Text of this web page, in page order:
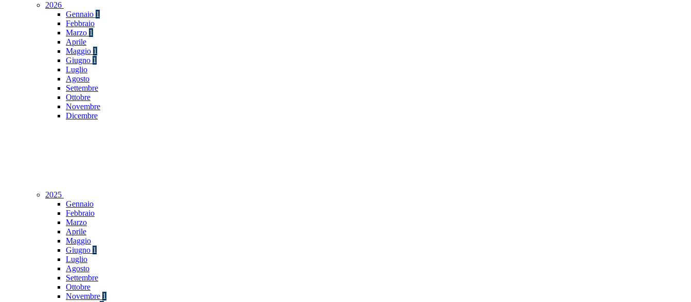
2026
Gennaio 1
Febbraio
Marzo 1
Aprile
Maggio 1
Giugno 1
Luglio
Agosto
Settembre
Ottobre
Novembre
Dicembre
2025
Gennaio
Febbraio
Marzo
Aprile
Maggio
Giugno 1
Luglio
Agosto
Settembre
Ottobre
Novembre 1